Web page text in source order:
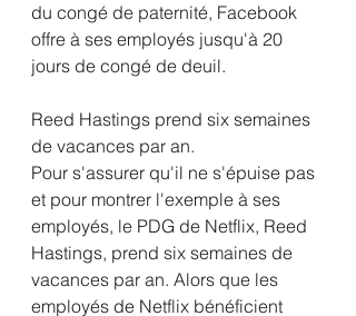
du congé de paternité, Facebook
offre à ses employés jusqu'à 20
jours de congé de deuil.
Reed Hastings prend six semaines
de vacances par an.
Pour s'assurer qu'il ne s'épuise pas
et pour montrer l'exemple à ses
employés, le PDG de Netflix, Reed
Hastings, prend six semaines de
vacances par an. Alors que les
employés de Netflix bénéficient